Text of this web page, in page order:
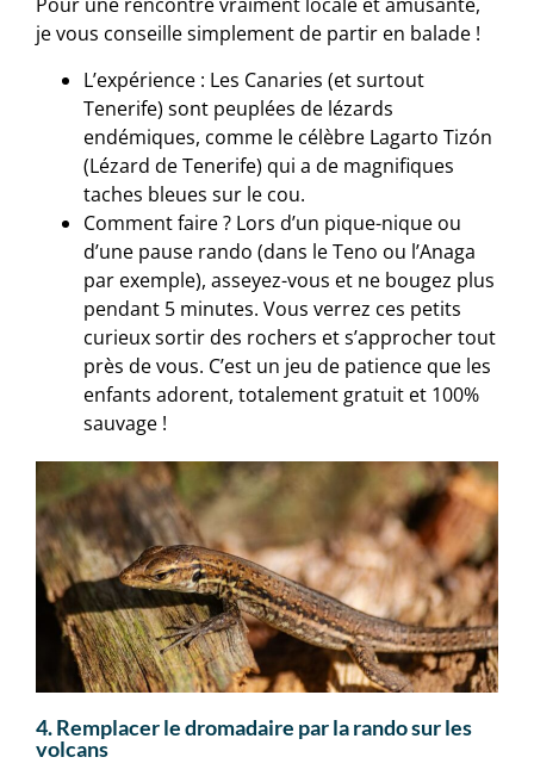
je vous conseille simplement de partir en balade !
L’expérience : Les Canaries (et surtout
Tenerife) sont peuplées de lézards
endémiques, comme le célèbre Lagarto Tizón
(Lézard de Tenerife) qui a de magnifiques
taches bleues sur le cou.
Comment faire ? Lors d’un pique-nique ou
d’une pause rando (dans le Teno ou l’Anaga
par exemple), asseyez-vous et ne bougez plus
pendant 5 minutes. Vous verrez ces petits
curieux sortir des rochers et s’approcher tout
près de vous. C’est un jeu de patience que les
enfants adorent, totalement gratuit et 100%
sauvage !
4. Remplacer le dromadaire par la rando sur les
volcans